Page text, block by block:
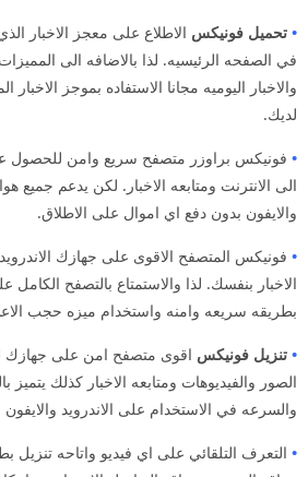
• تحميل فونيكس الاطلاع على معجز الاخبار
في الصفحه الرئيسيه. لذا بالاضافه الى
والاخبار اليوميه مجانا الاستفاده بموجز
لديك.
• فونيكس براوزر متصفح سريع وامن للحصول
الى الانترنت ومتابعه الاخبار. لكن يدعم جميع
والايفون بدون دفع اي اموال على الاطلاق.
• فونيكس المتصفح الاقوى على جهازك
الاخبار بنفسك. لذا والاستمتاع بالتصفح الكامل
بطريقه سريعه وامنه واستخدام ميزه حجب
• تنزيل فونيكس اقوى متصفح امن على جهازك
الصور والفيديوهات ومتابعه الاخبار كذلك يتميز
والسرعه في الاستخدام على الاندرويد
• التعرف التلقائي على اي فيديو واتاحه